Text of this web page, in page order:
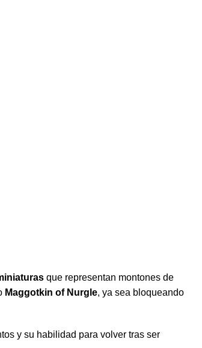
que representan montones de
Maggotkin of Nurgle, ya sea bloqueando
y su habilidad para volver tras ser